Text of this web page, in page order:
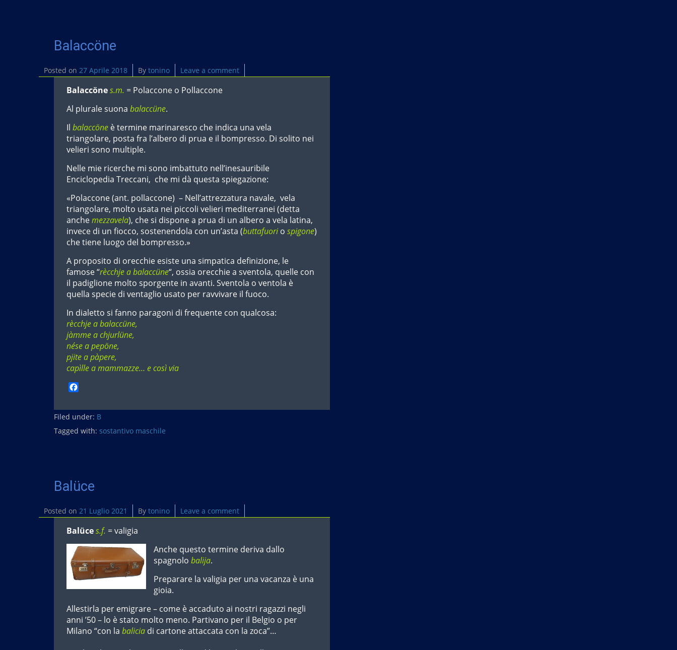
Balaccöne
Posted on 27 Aprile 2018 By tonino Leave a comment
Balaccönes.m. = Polaccone o Pollaccone
Al plurale suona balaccüne.
Il balaccöne è termine marinaresco che indica una vela
triangolare, posta fra l’albero di prua e il bompresso. Di solito nei
velieri sono multiple.
Nelle mie ricerche mi sono imbattuto nell’inesauribile
Enciclopedia Treccani, che mi dà questa spiegazione:
«Polaccone (ant. pollaccone) – Nell’attrezzatura navale, vela
triangolare, molto usata nei piccoli velieri mediterranei (detta
anchemezzavela), che si dispone a prua di un albero a vela latina,
invece di un fiocco, sostenendola con un’asta (buttafuorio spigone)
che tiene luogo del bompresso.»
A proposito di orecchie esiste una simpatica definizione, le
famose “rècchje a balaccüne“, ossia orecchie a sventola, quelle con
il padiglione molto sporgente in avanti. Sventola o ventola è
quella specie di ventaglio usato per ravvivare il fuoco.
In dialetto si fanno paragoni di frequente con qualcosa:
rècchje a balaccüne,
jàmme a chjurlüne,
nése a pepöne,
pjite a pàpere,
capìlle a mammazze… e così via
c
e
b
Filed under: B
Tagged with: sostantivo maschile
Balüce
Posted on 21 Luglio 2021 By tonino Leave a comment
Balüces.f. = valigia
Anche questo termine deriva dallo
spagnolo balija.
Preparare la valigia per una vacanza è una
gioia.
Allestirla per emigrare – come è accaduto ai nostri ragazzi negli
anni ’50 – lo è stato molto meno. Partivano per il Belgio o per
Milano “con la balicia di cartone attaccata con la zoca”…